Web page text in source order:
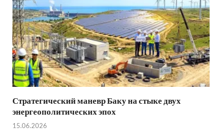
Стратегический маневр Баку на стыке двух
энергеополитических эпох
15.06.2026